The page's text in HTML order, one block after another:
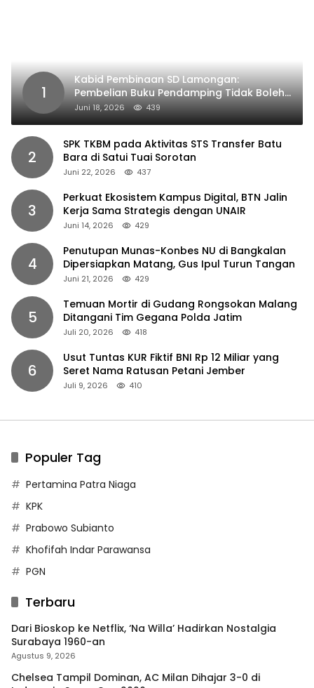
1
Kabid Pembinaan SD Lamongan:
Pembelian Buku Pendamping Tidak Boleh
Dipaksakan
Juni 18, 2026 439
2
SPK TKBM pada Aktivitas STS Transfer Batu
Bara di Satui Tuai Sorotan
Juni 22, 2026 437
3
Perkuat Ekosistem Kampus Digital, BTN Jalin
Kerja Sama Strategis dengan UNAIR
Juni 14, 2026 429
4
Penutupan Munas-Konbes NU di Bangkalan
Dipersiapkan Matang, Gus Ipul Turun Tangan
Juni 21, 2026 429
5
Temuan Mortir di Gudang Rongsokan Malang
Ditangani Tim Gegana Polda Jatim
Juli 20, 2026 418
6
Usut Tuntas KUR Fiktif BNI Rp 12 Miliar yang
Seret Nama Ratusan Petani Jember
Juli 9, 2026 410
Populer Tag
Pertamina Patra Niaga
KPK
Prabowo Subianto
Khofifah Indar Parawansa
PGN
Terbaru
Dari Bioskop ke Netflix, ‘Na Willa’ Hadirkan Nostalgia
Surabaya 1960-an
Agustus 9, 2026
Chelsea Tampil Dominan, AC Milan Dihajar 3-0 di